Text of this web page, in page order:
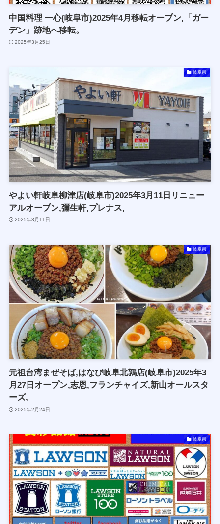
中国料理 一心(岐阜市)2025年4月移転オープン,「ガー
デン」跡地へ移転。
2025年3月25日
岐阜県
やよい軒岐阜柳津店(岐阜市)2025年3月11日リニュー
アルオープン,彌生軒,プレナス,
2025年3月11日
岐阜県
元祖台湾まぜそば,はなび岐阜北鶉店(岐阜市)2025年3
月27日オープン,志恩,フランチャイズ,新山オールスタ
ーズ,
2025年2月24日
岐阜県